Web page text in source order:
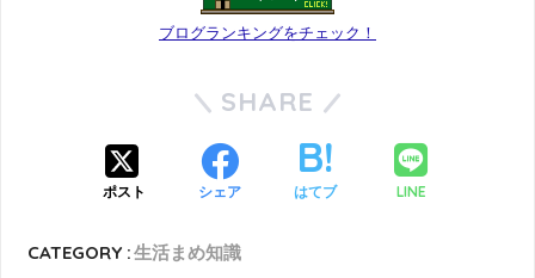
ブログランキングをチェック！
SHARE
ポスト シェア はてブ LINE
CATEGORY :生活まめ知識